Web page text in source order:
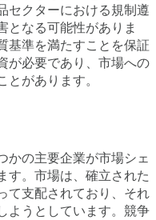
セクターにおける規制遵
となる可能性がありま
基準を満たすことを保証
が必要であり、市場への
があります。
かの主要企業が市場シェ
す。市場は、確立された
て支配されており、それ
ようとしています。競争